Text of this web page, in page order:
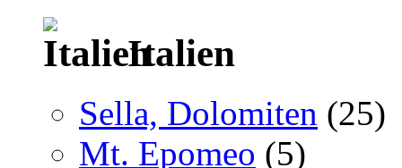
Italien
Sella, Dolomiten (25)
Mt. Epomeo (5)